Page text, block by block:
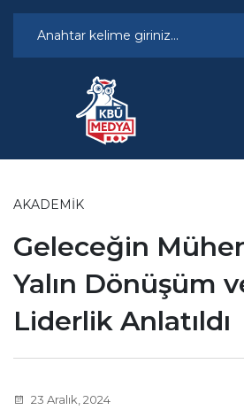
AKADEMIK
Geleceğin
Yalın Dönüşüm
Liderlik Anlatıldı
23 Aralık, 2024